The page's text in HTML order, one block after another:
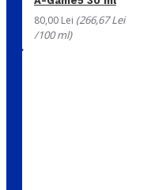
80,00 Lei (266,67 Lei
/100 ml)